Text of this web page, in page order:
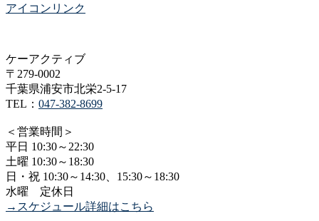
アイコンリンク
ケーアクティブ
〒279-0002
千葉県浦安市北栄2-5-17
TEL： 047-382-8699
＜営業時間＞
平日 10:30～22:30
土曜 10:30～18:30
日・祝 10:30～14:30、15:30～18:30
水曜 定休日
→スケジュール詳細はこちら